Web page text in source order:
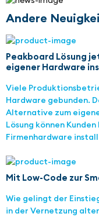
Andere
Peakboard Lösung
eigener Hardware
Viele
Hardware gebunden.
Alternative zum
Lösung können
Firmenhardware
Mit Low-Code zur
Wie gelingt der
in der Vernetzung